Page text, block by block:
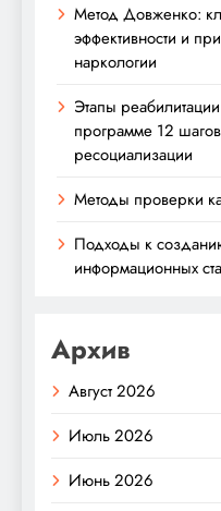
Метод Довженко:
эффективности и
наркологии
Этапы
программе 12
ресоциализации
Методы проверки
Подходы к
информационных
Архив
Август 2026
Июль 2026
Июнь 2026